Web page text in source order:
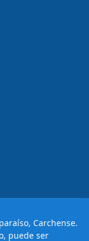
Carchense.
puede ser